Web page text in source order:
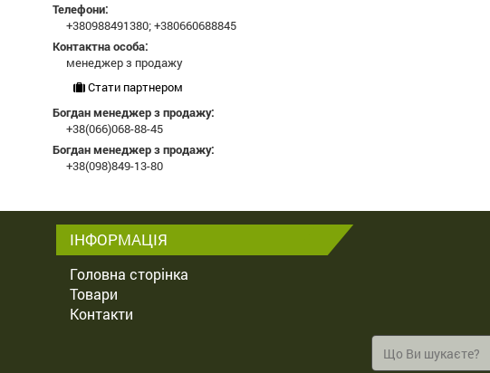
Телефони:
+380988491380;+380660688845
Контактна особа:
менеджер з продажу
Стати партнером
Богдан менеджер з продажу:
+38(066)068-88-45
Богдан менеджер з продажу:
+38(098)849-13-80
ІНФОРМАЦІЯ
Головна сторінка
Товари
Контакти